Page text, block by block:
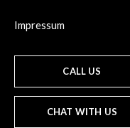
Impressum
CALL US
CHAT WITH US